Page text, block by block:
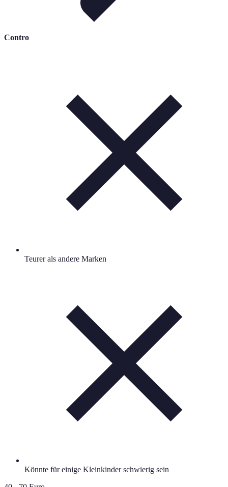
Contro
Teurer als andere Marken
Könnte für einige Kleinkinder schwierig sein